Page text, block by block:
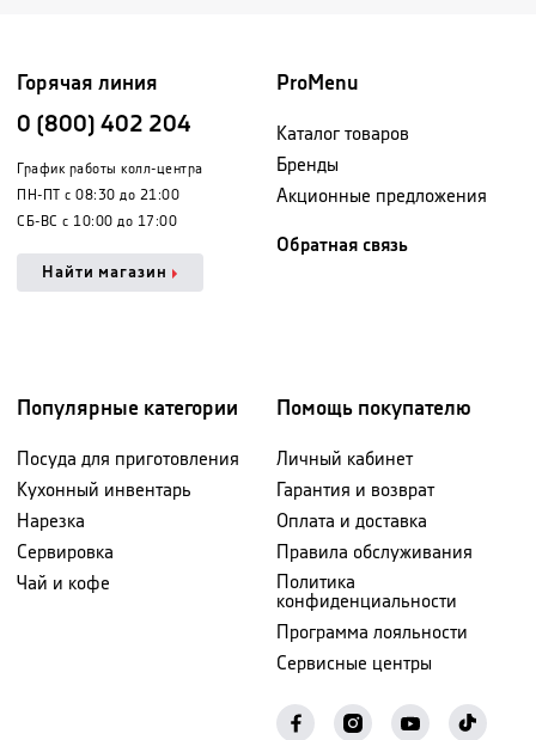
Горячая линия
0 (800) 402 204
График работы колл-центра
ПН-ПТ с 08:30 до 21:00
СБ-ВС с 10:00 до 17:00
Найти магазин
ProMenu
Каталог товаров
Бренды
Акционные предложения
Обратная связь
Популярные категории
Посуда для приготовления
Кухонный инвентарь
Нарезка
Сервировка
Чай и кофе
Помощь покупателю
Личный кабинет
Гарантия и возврат
Оплата и доставка
Правила обслуживания
Политика
конфиденциальности
Программа лояльности
Сервисные центры